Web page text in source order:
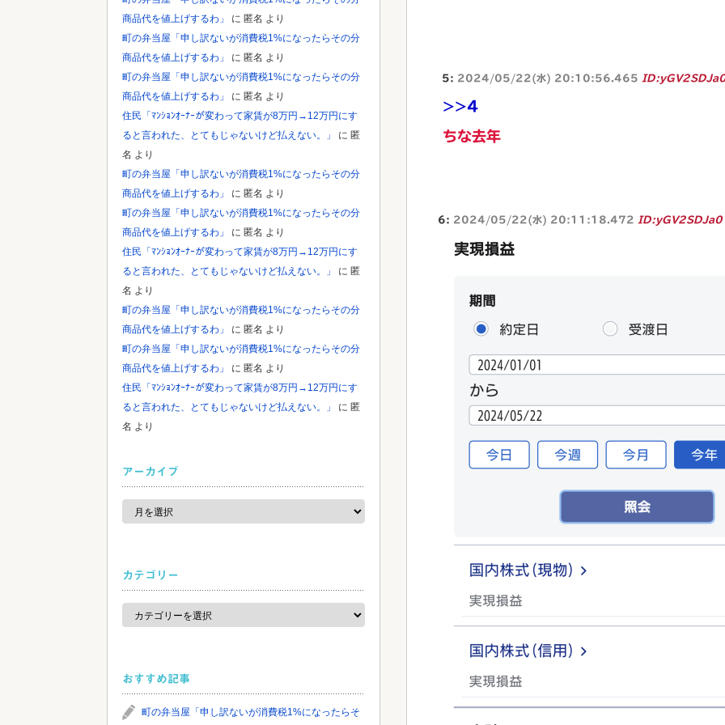
5: 2024/05/22(水) 20:10:56.465
>>4
ちな去年
6: 2024/05/22(水) 20:11:18.472 ID:yGV2SDJa0
商品代を値上げするわ」
に 匿名 より
町の弁当屋「申し訳ないが消費税1%になったらその分
商品代を値上げするわ」
に 匿名 より
町の弁当屋「申し訳ないが消費税1%になったらその分
商品代を値上げするわ」
に 匿名 より
住民「ﾏﾝｼｮﾝｵｰﾅｰが変わって家賃が8万円→12万円にす
ると言われた、とてもじゃないけど払えない。」
に 匿
名 より
町の弁当屋「申し訳ないが消費税1%になったらその分
商品代を値上げするわ」
に 匿名 より
町の弁当屋「申し訳ないが消費税1%になったらその分
商品代を値上げするわ」
に 匿名 より
住民「ﾏﾝｼｮﾝｵｰﾅｰが変わって家賃が8万円→12万円にす
ると言われた、とてもじゃないけど払えない。」
に 匿
名 より
町の弁当屋「申し訳ないが消費税1%になったらその分
商品代を値上げするわ」
に 匿名 より
町の弁当屋「申し訳ないが消費税1%になったらその分
商品代を値上げするわ」
に 匿名 より
住民「ﾏﾝｼｮﾝｵｰﾅｰが変わって家賃が8万円→12万円にす
ると言われた、とてもじゃないけど払えない。」
に 匿
名 より
アーカイブ
ア
カ
カテゴリー
カ
ゴ
おすすめ記事
町の弁当屋「申し訳ないが消費税1%になったらそ